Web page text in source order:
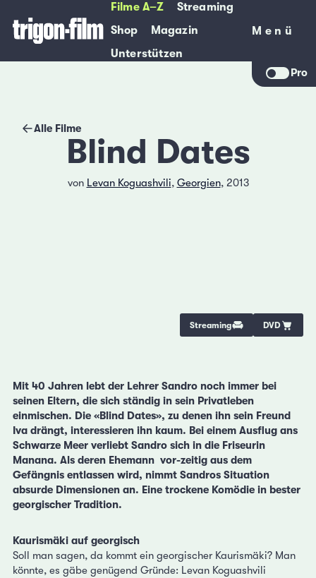
Filme A–Z
Streaming
Shop
Magazin
Unterstützen
Menü
Menü
Pro
Alle Filme
Blind Dates
von Levan Koguashvili, Georgien, 2013
Streaming DVD
Mit 40 Jahren lebt der Lehrer Sandro noch immer bei
seinen Eltern, die sich ständig in sein Privatleben
einmischen. Die «Blind Dates», zu denen ihn sein Freund
Iva drängt, interessieren ihn kaum. Bei einem Ausflug ans
Schwarze Meer verliebt Sandro sich in die Friseurin
Manana. Als deren Ehemann vor-zeitig aus dem
Gefängnis entlassen wird, nimmt Sandros Situation
absurde Dimensionen an. Eine trockene Komödie in bester
georgischer Tradition.
Kaurismäki auf georgisch
Soll man sagen, da kommt ein georgischer Kaurismäki? Man
könnte, es gäbe genügend Gründe: Levan Koguashvili